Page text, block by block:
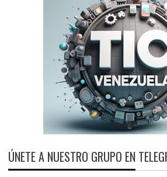
ÚNETE A NUESTRO GRUPO EN